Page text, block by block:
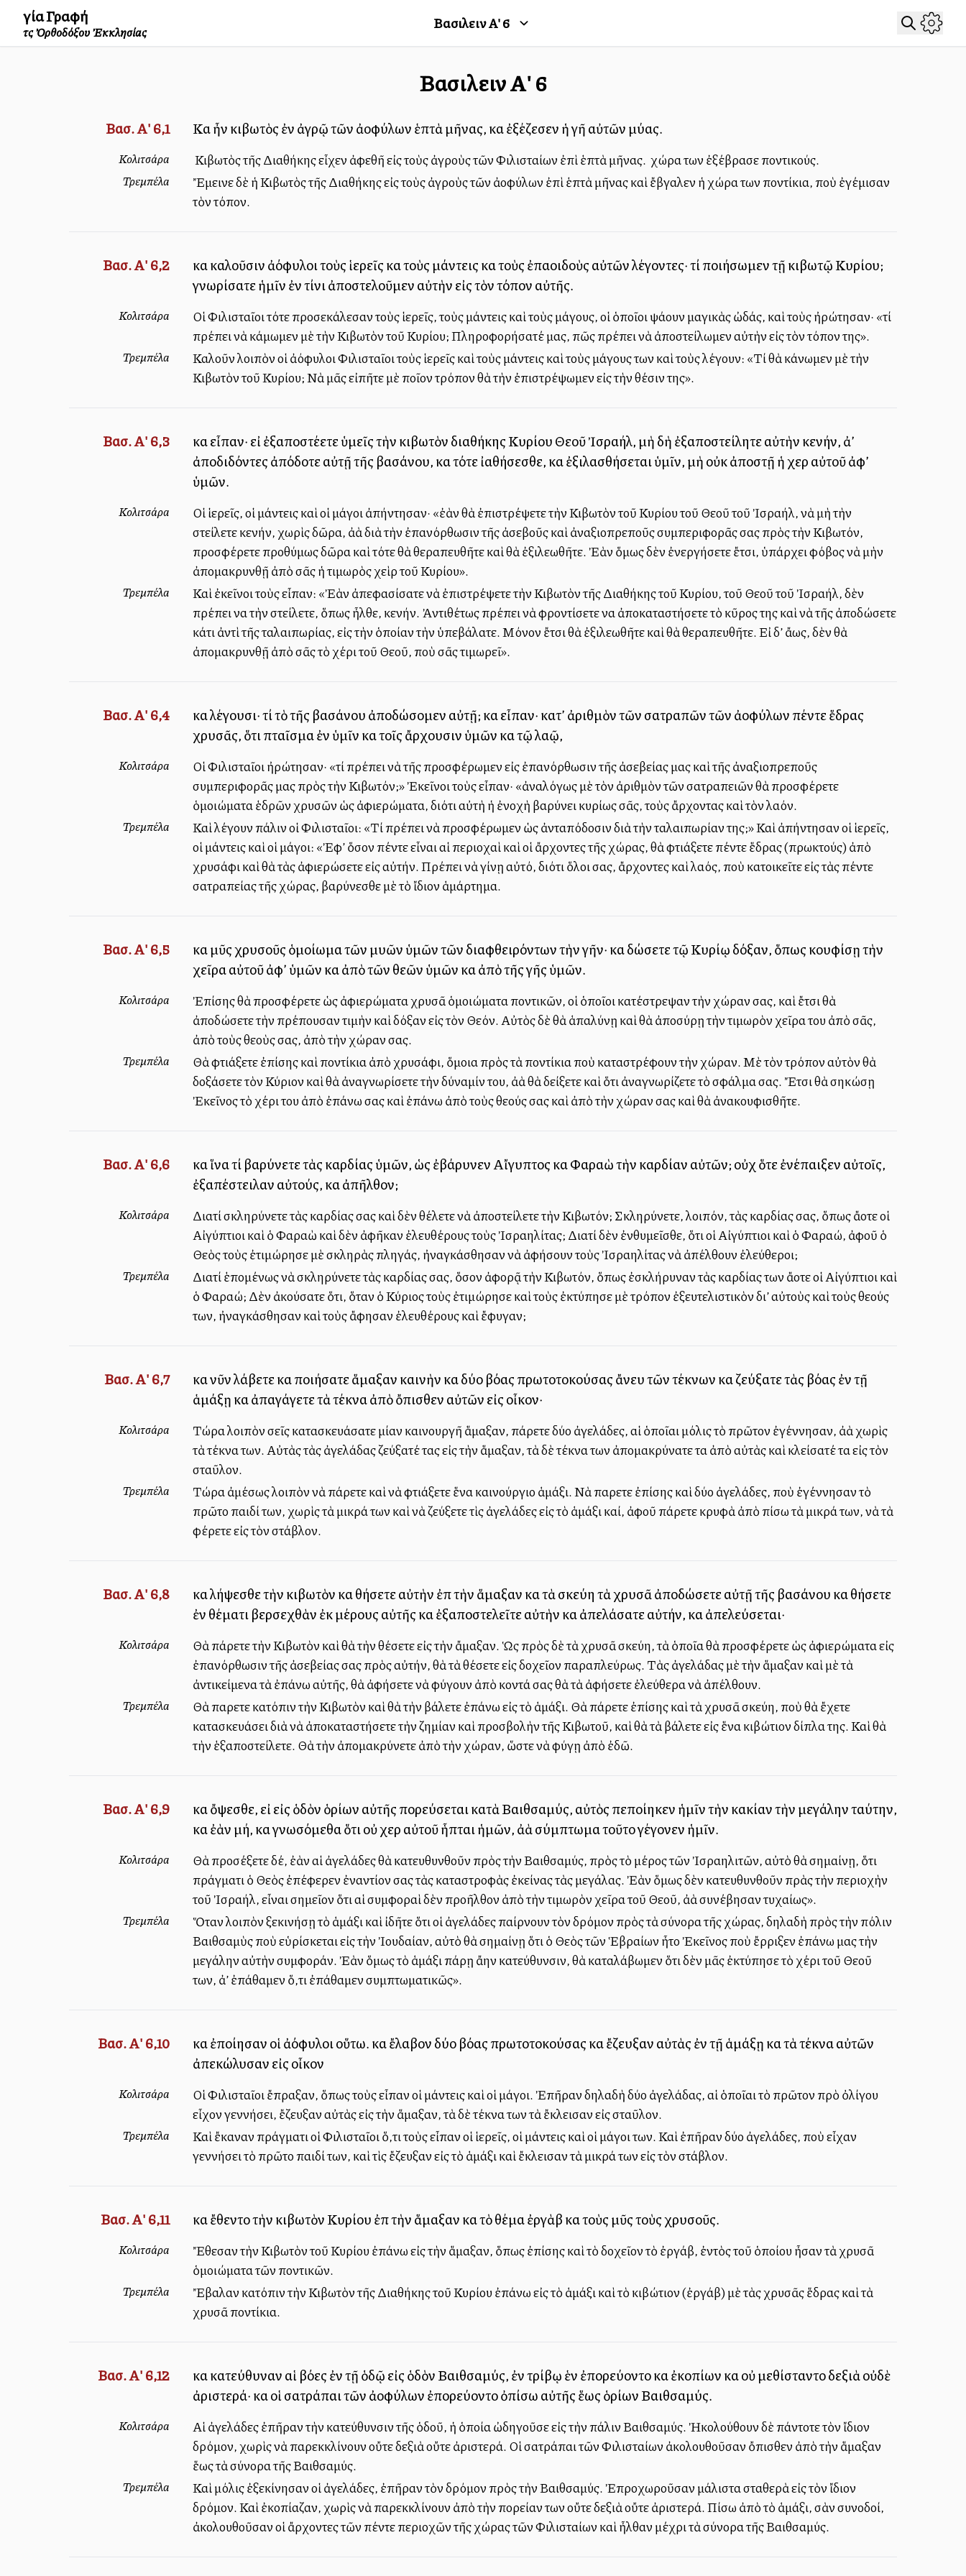
Ἁγία Γραφή
τῆς Ὀρθοδόξου Ἐκκλησίας Βασιλειῶν Α'6
Βασιλειῶν Α'6
Βασ. Α' 6,1 Καὶ ἦν κιβωτὸς ἐν ἀγρῷ τῶν ἀλλοφύλων ἑπτὰ μῆνας, καὶ ἐξέζεσεν ἡ γῆ αὐτῶν μύας.
Κολιτσάρα Ἡ Κιβωτὸς τῆς Διαθήκης εἶχεν ἀφεθῆ εἰς τοὺς ἀγροὺς τῶν Φιλισταίων ἐπὶ ἑπτὰ μῆνας. Ἡ χώρα των ἐξέβρασε ποντικούς.
Τρεμπέλα
Ἔμεινε δὲ ἡ Κιβωτὸς τῆς Διαθήκης εἰς τοὺς ἀγροὺς τῶν ἀλλοφύλων ἐπὶ ἑπτὰ μῆνας καὶ ἔβγαλεν ἡ χώρα των ποντίκια, ποὺ ἐγέμισαν
τὸν τόπον.
Βασ. Α' 6,2
καὶ καλοῦσιν ἀλλόφυλοι τοὺς ἱερεῖς καὶ τοὺς μάντεις καὶ τοὺς ἐπαοιδοὺς αὐτῶν λέγοντες· τί ποιήσωμεν τῇ κιβωτῷ Κυρίου;
γνωρίσατε ἡμῖν ἐν τίνι ἀποστελοῦμεν αὐτὴν εἰς τὸν τόπον αὐτῆς.
Κολιτσάρα
Οἱ Φιλισταῖοι τότε προσεκάλεσαν τοὺς ἱερεῖς, τοὺς μάντεις καὶ τοὺς μάγους, οἱ ὁποῖοι ψάλλουν μαγικὰς ὠδάς, καὶ τοὺς ἠρώτησαν· «τί
πρέπει νὰ κάμωμεν μὲ τὴν Κιβωτὸν τοῦ Κυρίου; Πληροφορήσατέ μας, πῶς πρέπει νὰ ἀποστείλωμεν αὐτὴν εἰς τὸν τόπον της».
Τρεμπέλα
Καλοῦν λοιπὸν οἱ ἀλλόφυλοι Φιλισταῖοι τοὺς ἱερεῖς καὶ τοὺς μάντεις καὶ τοὺς μάγους των καὶ τοὺς λέγουν: «Τί θὰ κάνωμεν μὲ τὴν
Κιβωτὸν τοῦ Κυρίου; Νὰ μᾶς εἰπῆτε μὲ ποῖον τρόπον θὰ τὴν ἐπιστρέψωμεν εἰς τὴν θέσιν της».
Βασ. Α' 6,3
καὶ εἶπαν· εἰ ἐξαποστέλλετε ὑμεῖς τὴν κιβωτὸν διαθήκης Κυρίου Θεοῦ Ἰσραήλ, μὴ δὴ ἐξαποστείλητε αὐτὴν κενήν, ἀλλ’
ἀποδιδόντες ἀπόδοτε αὐτῇ τῆς βασάνου, καὶ τότε ἰαθήσεσθε, καὶ ἐξιλασθήσεται ὑμῖν, μὴ οὐκ ἀποστῇ ἡ χεὶρ αὐτοῦ ἀφ’
ὑμῶν.
Κολιτσάρα
Οἱ ἱερεῖς, οἱ μάντεις καὶ οἱ μάγοι ἀπήντησαν· «ἐὰν θὰ ἐπιστρέψετε τὴν Κιβωτὸν τοῦ Κυρίου τοῦ Θεοῦ τοῦ Ἰσραήλ, νὰ μὴ τὴν
στείλετε κενήν, χωρὶς δῶρα, ἀλλὰ διὰ τὴν ἐπανόρθωσιν τῆς ἀσεβοῦς καὶ ἀναξιοπρεποῦς συμπεριφορᾶς σας πρὸς τὴν Κιβωτόν,
προσφέρετε προθύμως δῶρα καὶ τότε θὰ θεραπευθῆτε καὶ θὰ ἐξιλεωθῆτε. Ἐὰν ὅμως δὲν ἐνεργήσετε ἔτσι, ὑπάρχει φόβος νὰ μὴν
ἀπομακρυνθῇ ἀπὸ σᾶς ἡ τιμωρὸς χεὶρ τοῦ Κυρίου».
Τρεμπέλα
Καὶ ἐκεῖνοι τοὺς εἶπαν: «Ἐὰν ἀπεφασίσατε νὰ ἐπιστρέψετε τὴν Κιβωτὸν τῆς Διαθήκης τοῦ Κυρίου, τοῦ Θεοῦ τοῦ Ἰσραήλ, δὲν
πρέπει να τὴν στείλετε, ὅπως ἦλθε, κενήν. Ἀντιθέτως πρέπει νὰ φροντίσετε να ἀποκαταστήσετε τὸ κῦρος της καὶ νὰ τῆς ἀποδώσετε
κάτι ἀντὶ τῆς ταλαιπωρίας, εἰς τὴν ὁποίαν τὴν ὑπεβάλατε. Μόνον ἔτσι θὰ ἐξιλεωθῆτε καὶ θὰ θεραπευθῆτε. Εἰ δ’ ἄλλως, δὲν θὰ
ἀπομακρυνθῇ ἀπὸ σᾶς τὸ χέρι τοῦ Θεοῦ, ποὺ σᾶς τιμωρεῖ».
Βασ. Α' 6,4
καὶ λέγουσι· τί τὸ τῆς βασάνου ἀποδώσομεν αὐτῇ; καὶ εἶπαν· κατ’ ἀριθμὸν τῶν σατραπῶν τῶν ἀλλοφύλων πέντε ἕδρας
χρυσᾶς, ὅτι πταῖσμα ἐν ὑμῖν καὶ τοῖς ἄρχουσιν ὑμῶν καὶ τῷ λαῷ,
Κολιτσάρα
Οἱ Φιλισταῖοι ἠρώτησαν· «τί πρέπει νὰ τῆς προσφέρωμεν εἰς ἐπανόρθωσιν τῆς ἀσεβείας μας καὶ τῆς ἀναξιοπρεποῦς
συμπεριφορᾶς μας πρὸς τὴν Κιβωτόν;» Ἐκεῖνοι τοὺς εἶπαν· «ἀναλόγως μὲ τὸν ἀριθμὸν τῶν σατραπειῶν θὰ προσφέρετε
ὁμοιώματα ἑδρῶν χρυσῶν ὡς ἀφιερώματα, διότι αὐτὴ ἡ ἐνοχὴ βαρύνει κυρίως σᾶς, τοὺς ἄρχοντας καὶ τὸν λαόν.
Τρεμπέλα
Καὶ λέγουν πάλιν οἱ Φιλισταῖοι: «Τί πρέπει νὰ προσφέρωμεν ὡς ἀνταπόδοσιν διὰ τὴν ταλαιπωρίαν της;» Καὶ ἀπήντησαν οἱ ἱερεῖς,
οἱ μάντεις καὶ οἱ μάγοι: «Ἐφ’ ὅσον πέντε εἶναι αἱ περιοχαὶ καὶ οἱ ἄρχοντες τῆς χώρας, θὰ φτιάξετε πέντε ἕδρας (πρωκτούς) ἀπὸ
χρυσάφι καὶ θὰ τὰς ἀφιερώσετε εἰς αὐτήν. Πρέπει νὰ γίνῃ αὐτό, διότι ὅλοι σας, ἄρχοντες καὶ λαός, ποὺ κατοικεῖτε εἰς τὰς πέντε
σατραπείας τῆς χώρας, βαρύνεσθε μὲ τὸ ἴδιον ἁμάρτημα.
Βασ. Α' 6,5
καὶ μῦς χρυσοῦς ὁμοίωμα τῶν μυῶν ὑμῶν τῶν διαφθειρόντων τὴν γῆν· καὶ δώσετε τῷ Κυρίῳ δόξαν, ὅπως κουφίσῃ τὴν
χεῖρα αὐτοῦ ἀφ’ ὑμῶν καὶ ἀπὸ τῶν θεῶν ὑμῶν καὶ ἀπὸ τῆς γῆς ὑμῶν.
Κολιτσάρα
Ἐπίσης θὰ προσφέρετε ὡς ἀφιερώματα χρυσᾶ ὁμοιώματα ποντικῶν, οἱ ὁποῖοι κατέστρεψαν τὴν χώραν σας, καὶ ἔτσι θὰ
ἀποδώσετε τὴν πρέπουσαν τιμὴν καὶ δόξαν εἰς τὸν Θεόν. Αὐτὸς δὲ θὰ ἁπαλύνῃ καὶ θὰ ἀποσύρῃ τὴν τιμωρὸν χεῖρα του ἀπὸ σᾶς,
ἀπὸ τοὺς θεοὺς σας, ἀπὸ τὴν χώραν σας.
Τρεμπέλα
Θὰ φτιάξετε ἐπίσης καὶ ποντίκια ἀπὸ χρυσάφι, ὅμοια πρὸς τὰ ποντίκια ποὺ καταστρέφουν τὴν χώραν. Μὲ τὸν τρόπον αὐτὸν θὰ
δοξάσετε τὸν Κύριον καὶ θὰ ἀναγνωρίσετε τὴν δύναμίν του, ἀλλὰ θὰ δείξετε καὶ ὅτι ἀναγνωρίζετε τὸ σφάλμα σας. Ἔτσι θὰ σηκώσῃ
Ἐκεῖνος τὸ χέρι του ἀπὸ ἐπάνω σας καὶ ἐπάνω ἀπὸ τοὺς θεούς σας καὶ ἀπὸ τὴν χώραν σας καὶ θὰ ἀνακουφισθῆτε.
Βασ. Α' 6,6
καὶ ἵνα τί βαρύνετε τὰς καρδίας ὑμῶν, ὡς ἐβάρυνεν Αἴγυπτος καὶ Φαραὼ τὴν καρδίαν αὐτῶν; οὐχὶ ὅτε ἐνέπαιξεν αὐτοῖς,
ἐξαπέστειλαν αὐτούς, καὶ ἀπῆλθον;
Κολιτσάρα
Διατί σκληρύνετε τὰς καρδίας σας καὶ δὲν θέλετε νὰ ἀποστείλετε τὴν Κιβωτόν; Σκληρύνετε, λοιπόν, τὰς καρδίας σας, ὅπως ἄλλοτε οἱ
Αἰγύπτιοι καὶ ὁ Φαραὼ καὶ δὲν ἀφῆκαν ἐλευθέρους τοὺς Ἰσραηλίτας; Διατί δὲν ἐνθυμεῖσθε, ὅτι οἱ Αἰγύπτιοι καὶ ὁ Φαραώ, ἀφοῦ ὁ
Θεὸς τοὺς ἐτιμώρησε μὲ σκληρὰς πληγάς, ἠναγκάσθησαν νὰ ἀφήσουν τοὺς Ἰσραηλίτας νὰ ἀπέλθουν ἐλεύθεροι;
Τρεμπέλα
Διατί ἑπομένως νὰ σκληρύνετε τὰς καρδίας σας, ὅσον ἀφορᾷ τὴν Κιβωτόν, ὅπως ἐσκλήρυναν τὰς καρδίας των ἄλλοτε οἱ Αἰγύπτιοι καὶ
ὁ Φαραώ; Δὲν ἀκούσατε ὅτι, ὅταν ὁ Κύριος τοὺς ἐτιμώρησε καὶ τοὺς ἐκτύπησε μὲ τρόπον ἐξευτελιστικὸν δι’ αὐτοὺς καὶ τοὺς θεούς
των, ἠναγκάσθησαν καὶ τοὺς ἄφησαν ἐλευθέρους καὶ ἔφυγαν;
Βασ. Α' 6,7
καὶ νῦν λάβετε καὶ ποιήσατε ἅμαξαν καινὴν καὶ δύο βόας πρωτοτοκούσας ἄνευ τῶν τέκνων καὶ ζεύξατε τὰς βόας ἐν τῇ
ἁμάξῃ καὶ ἀπαγάγετε τὰ τέκνα ἀπὸ ὄπισθεν αὐτῶν εἰς οἶκον·
Κολιτσάρα
Τώρα λοιπὸν σεῖς κατασκευάσατε μίαν καινουργῆ ἅμαξαν, πάρετε δύο ἀγελάδες, αἱ ὁποῖαι μόλις τὸ πρῶτον ἐγέννησαν, ἀλλὰ χωρὶς
τὰ τέκνα των. Αὐτὰς τὰς ἀγελάδας ζεύξατέ τας εἰς τὴν ἅμαξαν, τὰ δὲ τέκνα των ἀπομακρύνατε τα ἀπὸ αὐτὰς καὶ κλείσατέ τα εἰς τὸν
σταῦλον.
Τρεμπέλα
Τώρα ἀμέσως λοιπὸν νὰ πάρετε καὶ νὰ φτιάξετε ἕνα καινούργιο ἁμάξι. Νὰ παρετε ἐπίσης καὶ δύο ἀγελάδες, ποὺ ἐγέννησαν τὸ
πρῶτο παιδί των, χωρὶς τὰ μικρά των καὶ νὰ ζεύξετε τὶς ἀγελάδες εἰς τὸ ἁμάξι καί, ἀφοῦ πάρετε κρυφὰ ἀπὸ πίσω τὰ μικρά των, νὰ τὰ
φέρετε εἰς τὸν στάβλον.
Βασ. Α' 6,8
καὶ λήψεσθε τὴν κιβωτὸν καὶ θήσετε αὐτὴν ἐπὶ τὴν ἅμαξαν καὶ τὰ σκεύη τὰ χρυσᾶ ἀποδώσετε αὐτῇ τῆς βασάνου καὶ θήσετε
ἐν θέματι βερσεχθὰν ἐκ μέρους αὐτῆς καὶ ἐξαποστελεῖτε αὐτὴν καὶ ἀπελάσατε αὐτήν, καὶ ἀπελεύσεται·
Κολιτσάρα
Θὰ πάρετε τὴν Κιβωτὸν καὶ θὰ τὴν θέσετε εἰς τὴν ἄμαξαν. Ὡς πρὸς δὲ τὰ χρυσᾶ σκεύη, τὰ ὁποῖα θὰ προσφέρετε ὡς ἀφιερώματα εἰς
ἐπανόρθωσιν τῆς ἀσεβείας σας πρὸς αὐτήν, θὰ τὰ θέσετε εἰς δοχεῖον παραπλεύρως. Τὰς ἀγελάδας μὲ τὴν ἅμαξαν καὶ μὲ τὰ
ἀντικείμενα τὰ ἐπάνω αὐτῆς, θὰ ἀφήσετε νὰ φύγουν ἀπὸ κοντά σας θὰ τὰ ἀφήσετε ἐλεύθερα νὰ ἀπέλθουν.
Τρεμπέλα
Θὰ παρετε κατόπιν τὴν Κιβωτὸν καὶ θὰ τὴν βάλετε ἐπάνω εἰς τὸ ἁμάξι. Θὰ πάρετε ἐπίσης καὶ τὰ χρυσᾶ σκεύη, ποὺ θὰ ἔχετε
κατασκευάσει διὰ νὰ ἀποκαταστήσετε τὴν ζημίαν καὶ προσβολὴν τῆς Κιβωτοῦ, καὶ θὰ τὰ βάλετε εἰς ἕνα κιβώτιον δίπλα της. Καὶ θὰ
τὴν ἑξαποστείλετε. Θὰ τὴν ἀπομακρύνετε ἀπὸ τὴν χώραν, ὥστε νὰ φύγῃ ἀπὸ ἐδῶ.
Βασ. Α' 6,9
καὶ ὄψεσθε, εἰ εἰς ὁδὸν ὁρίων αὐτῆς πορεύσεται κατὰ Βαιθσαμύς, αὐτὸς πεποίηκεν ἡμῖν τὴν κακίαν τὴν μεγάλην ταύτην,
καὶ ἐὰν μή, καὶ γνωσόμεθα ὅτι οὐ χεὶρ αὐτοῦ ἧπται ἡμῶν, ἀλλὰ σύμπτωμα τοῦτο γέγονεν ἡμῖν.
Κολιτσάρα
Θὰ προσέξετε δέ, ἐὰν αἱ ἀγελάδες θὰ κατευθυνθοῦν πρὸς τὴν Βαιθσαμύς, πρὸς τὸ μέρος τῶν Ἰσραηλιτῶν, αὐτὸ θὰ σημαίνῃ, ὅτι
πράγματι ὁ Θεὸς ἐπέφερεν ἐναντίον σας τὰς καταστροφὰς ἐκείνας τὰς μεγάλας. Ἐὰν ὅμως δὲν κατευθυνθοῦν πρὰς τὴν περιοχὴν
τοῦ Ἰσραήλ, εἶναι σημεῖον ὅτι αἱ συμφοραὶ δὲν προῆλθον ἀπὸ τὴν τιμωρὸν χεῖρα τοῦ Θεοῦ, ἀλλὰ συνέβησαν τυχαίως».
Τρεμπέλα
Ὅταν λοιπὸν ξεκινήσῃ τὸ ἁμάξι καὶ ἰδῆτε ὅτι οἱ ἀγελάδες παίρνουν τὸν δρόμον πρὸς τὰ σύνορα τῆς χώρας, δηλαδὴ πρὸς τὴν πόλιν
Βαιθσαμὺς ποὺ εὑρίσκεται εἰς τὴν Ἰουδαίαν, αὐτὸ θὰ σημαίνῃ ὅτι ὁ Θεὸς τῶν Ἑβραίων ἦτο Ἐκεῖνος ποὺ ἔρριξεν ἐπάνω μας τὴν
μεγάλην αὐτὴν συμφοράν. Ἐὰν ὅμως τὸ ἁμάξι πάρῃ ἄλλην κατεύθυνσιν, θὰ καταλάβωμεν ὅτι δὲν μᾶς ἐκτύπησε τὸ χέρι τοῦ Θεοῦ
των, ἀλλ’ ἐπάθαμεν ὅ,τι ἐπάθαμεν συμπτωματικῶς».
Βασ. Α' 6,10
καὶ ἐποίησαν οἱ ἀλλόφυλοι οὕτω. καὶ ἔλαβον δύο βόας πρωτοτοκούσας καὶ ἔζευξαν αὐτὰς ἐν τῇ ἁμάξῃ καὶ τὰ τέκνα αὐτῶν
ἀπεκώλυσαν εἰς οἶκον
Κολιτσάρα
Οἱ Φιλισταῖοι ἔπραξαν, ὅπως τοὺς εἶπαν οἱ μάντεις καὶ οἱ μάγοι. Ἐπῆραν δηλαδὴ δύο ἀγελάδας, αἱ ὁποῖαι τὸ πρῶτον πρὸ ὀλίγου
εἶχον γεννήσει, ἔζευξαν αὐτὰς εἰς τὴν ἅμαξαν, τὰ δὲ τέκνα των τὰ ἔκλεισαν εἰς σταῦλον.
Τρεμπέλα
Καὶ ἔκαναν πράγματι οἱ Φιλισταῖοι ὅ,τι τοὺς εἶπαν οἱ ἱερεῖς, οἱ μάντεις καὶ οἱ μάγοι των. Καὶ ἐπῆραν δύο ἀγελάδες, ποὺ εἶχαν
γεννήσει τὸ πρῶτο παιδί των, καὶ τὶς ἔζευξαν εἰς τὸ ἁμάξι καὶ ἔκλεισαν τὰ μικρά των εἰς τὸν στάβλον.
Βασ. Α' 6,11 καὶ ἔθεντο τὴν κιβωτὸν Κυρίου ἐπὶ τὴν ἅμαξαν καὶ τὸ θέμα ἐργὰβ καὶ τοὺς μῦς τοὺς χρυσοῦς.
Κολιτσάρα
Ἔθεσαν τὴν Κιβωτὸν τοῦ Κυρίου ἐπάνω εἰς τὴν ἅμαξαν, ὅπως ἐπίσης καὶ τὸ δοχεῖον τὸ ἐργάβ, ἐντὸς τοῦ ὁποίου ἦσαν τὰ χρυσᾶ
ὁμοιώματα τῶν ποντικῶν.
Τρεμπέλα
Ἔβαλαν κατόπιν τὴν Κιβωτὸν τῆς Διαθήκης τοῦ Κυρίου ἐπάνω εἰς τὸ ἁμάξι καὶ τὸ κιβώτιον (ἐργάβ) μὲ τὰς χρυσᾶς ἕδρας καὶ τὰ
χρυσᾶ ποντίκια.
Βασ. Α' 6,12
καὶ κατεύθυναν αἱ βόες ἐν τῇ ὁδῷ εἰς ὁδὸν Βαιθσαμύς, ἐν τρίβῳ ἑνὶ ἐπορεύοντο καὶ ἐκοπίων καὶ οὐ μεθίσταντο δεξιὰ οὐδὲ
ἀριστερά· καὶ οἱ σατράπαι τῶν ἀλλοφύλων ἐπορεύοντο ὀπίσω αὐτῆς ἕως ὁρίων Βαιθσαμύς.
Κολιτσάρα
Αἱ ἀγελάδες ἐπῆραν τὴν κατεύθυνσιν τῆς ὁδοῦ, ἡ ὁποία ὠδηγοῦσε εἰς τὴν πάλιν Βαιθσαμύς. Ἠκολούθουν δὲ πάντοτε τὸν ἴδιον
δρόμον, χωρὶς νὰ παρεκκλίνουν οὔτε δεξιὰ οὔτε ἀριστερά. Οἱ σατράπαι τῶν Φιλισταίων ἀκολουθοῦσαν ὄπισθεν ἀπὸ τὴν ἅμαξαν
ἕως τὰ σύνορα τῆς Βαιθσαμύς.
Τρεμπέλα
Καὶ μόλις ἐξεκίνησαν οἱ ἀγελάδες, ἐπῆραν τὸν δρόμον πρὸς τὴν Βαιθσαμύς. Ἐπροχωροῦσαν μάλιστα σταθερὰ εἰς τὸν ἴδιον
δρόμον. Καὶ ἐκοπίαζαν, χωρὶς νὰ παρεκκλίνουν ἀπὸ τὴν πορείαν των οὔτε δεξιὰ οὔτε ἀριστερά. Πίσω ἀπὸ τὸ ἁμάξι, σὰν συνοδοί,
ἀκολουθοῦσαν οἱ ἄρχοντες τῶν πέντε περιοχῶν τῆς χώρας τῶν Φιλισταίων καὶ ἦλθαν μέχρι τὰ σύνορα τῆς Βαιθσαμύς.